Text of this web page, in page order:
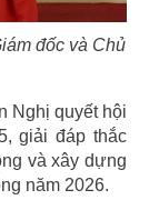
đốc và Chủ
quyết hội
giải đáp thắc
và xây dựng
năm 2026.